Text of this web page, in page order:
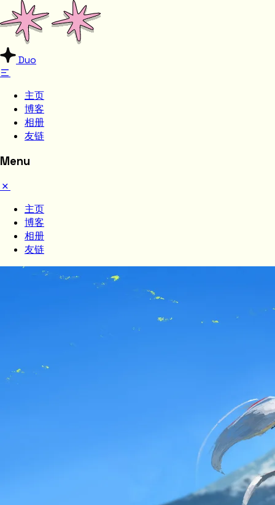
Duo
主页
博客
相册
友链
Menu
主页
博客
相册
友链